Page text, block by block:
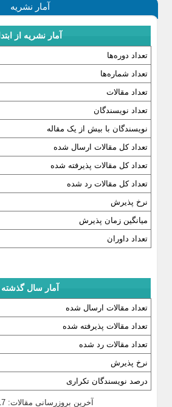
آمار نشریه
آمار نشریه از ابتدا
تعداد دوره‌ها
تعداد شماره‌ها
تعداد مقالات
تعداد نویسندگان
نویسندگان با بیش از یک مقاله
تعداد کل مقالات ارسال شده
تعداد کل مقالات پذیرفته شده
تعداد کل مقالات رد شده
نرخ پذیرش
میانگین زمان پذیرش
تعداد داوران
آمار سال گذشته
تعداد مقالات ارسال شده
تعداد مقالات پذیرفته شده
تعداد مقالات رد شده
نرخ پذیرش
درصد نویسندگان تکراری
آخرین بروزرسانی مقالات: 1405/05/17